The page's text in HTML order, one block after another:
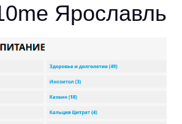
Ярославль